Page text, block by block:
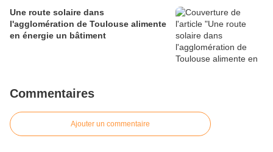
Une route solaire dans
l'agglomération de Toulouse alimente
en énergie un bâtiment
Commentaires
Ajouter un commentaire